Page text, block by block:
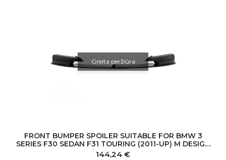
Greita peržiūra
FRONT BUMPER SPOILER SUITABLE FOR BMW 3
SERIES F30 SEDAN F31 TOURING (2011-UP) M DESIGN
PIANO BLACK EDITION
Kaina
144,24 €